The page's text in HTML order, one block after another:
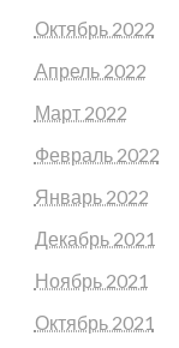
Октябрь 2022
Апрель 2022
Март 2022
Февраль 2022
Январь 2022
Декабрь 2021
Ноябрь 2021
Октябрь 2021